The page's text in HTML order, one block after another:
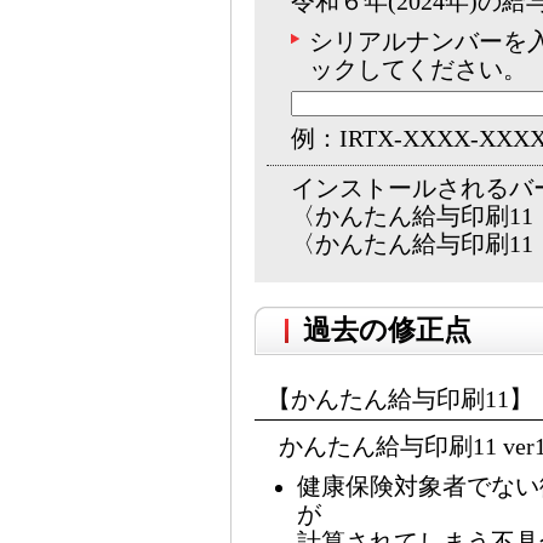
シリアルナンバーを
ックしてください。
例：IRTX-XXXX-
インストールされるバ
〈かんたん給与印刷
〈かんたん給与印刷
過去の修正点
【かんたん給与印刷11】
かんたん給与印刷11
健康保険対象者でな
が